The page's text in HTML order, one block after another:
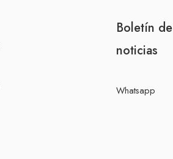
Boletín de
noticias
Whatsapp